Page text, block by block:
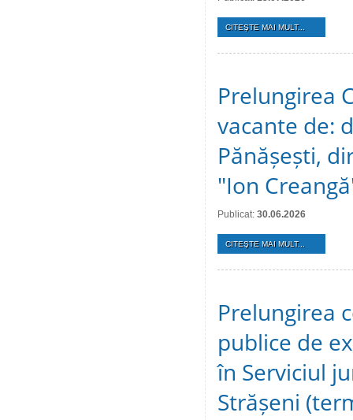
CITEŞTE MAI MULT...
Prelungirea
vacante de:
Pănășești,
"Ion
Publicat: 30.06.2026
CITEŞTE MAI MULT...
Prelungirea
publice de
în Serviciul
Strășeni